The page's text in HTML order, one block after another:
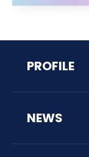
PROFILE
NEWS